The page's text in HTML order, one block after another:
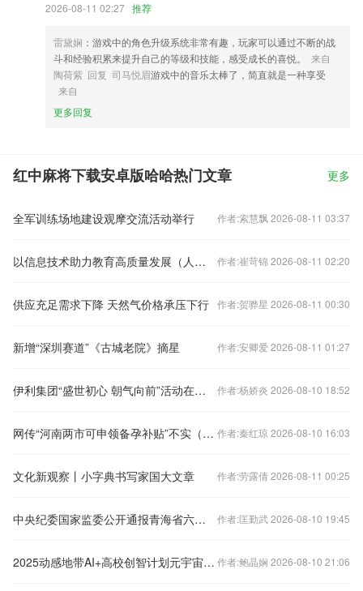
2026-08-11 02:27 推荐
雷黛娴 ：游戏中的角色升级系统非常有趣，玩家可以通过不断的战
斗和经验积累来提升自己的等级和技能，感受成长的喜悦。
来自
陶荷紫 回复 司马悦眉游戏中的音乐太棒了，简直就是一种享受
来自
更多回复
红中麻将下载安卓版哈哈热门文章 更多
全军训练场地建设观摩交流活动举行 作者:索慧飘 2026-08-11 03:37
以信息技术助力教育高质量发展（人民时评） 作者:崔苛锦 2026-08-11 02:20
供应充足需求下降 天然气价格承压下行 作者:贺骅星 2026-08-11 00:30
新增“深圳赛道”《古城老院》摘星 作者:安卿爱 2026-08-11 01:27
伊利集团“盛世初心 朝气向前”活动在沪启动 作者:杨娇炎 2026-08-10 18:52
网传“河南两市可申领备孕补贴”不实（2026·07·31） 作者:秦红琼 2026-08-10 16:03
文化新观察丨小字典书写家国大文章 作者:劳露倩 2026-08-11 00:25
中央纪委国家监委公开通报青海省六名党员领导干部严重违反中央八项规定精神问题 作者:匡勤武 2026-08-10 19:45
2025动感地带AI+高校创智计划元宇宙启航 作者:鲍晶娴 2026-08-10 21:06